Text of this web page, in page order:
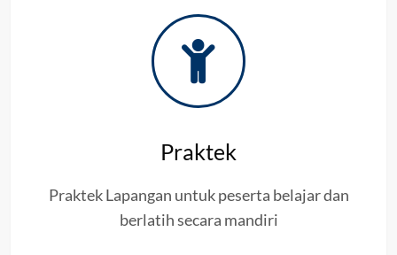
Praktek
Praktek Lapangan untuk peserta belajar dan
berlatih secara mandiri